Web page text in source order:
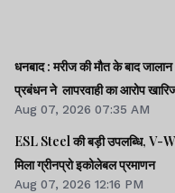
धनबाद : मरीज की मौत के बाद
प्रबंधन ने
Aug 07, 2026 07:35 AM
ESL Steel की बड़ी उपलब्धि,
मिला ग्रीनप्रो इकोलेबल प्रमाणन
Aug 07, 2026 12:16 PM